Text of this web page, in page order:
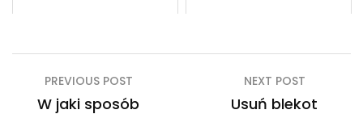
Nawigacja
wpisu
PREVIOUS POST
W jaki sposób
NEXT POST
Usuń blekot